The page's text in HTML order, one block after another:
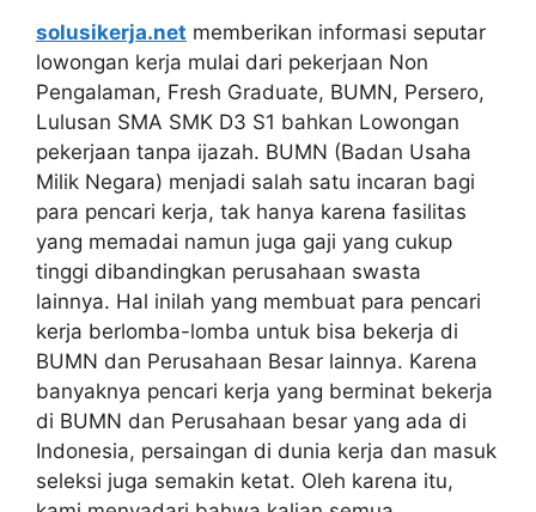
solusikerja.net memberikan informasi seputar
lowongan kerja mulai dari pekerjaan Non
Pengalaman, Fresh Graduate, BUMN, Persero,
Lulusan SMA SMK D3 S1 bahkan Lowongan
pekerjaan tanpa ijazah. BUMN (Badan Usaha
Milik Negara) menjadi salah satu incaran bagi
para pencari kerja, tak hanya karena fasilitas
yang memadai namun juga gaji yang cukup
tinggi dibandingkan perusahaan swasta
lainnya. Hal inilah yang membuat para pencari
kerja berlomba-lomba untuk bisa bekerja di
BUMN dan Perusahaan Besar lainnya. Karena
banyaknya pencari kerja yang berminat bekerja
di BUMN dan Perusahaan besar yang ada di
Indonesia, persaingan di dunia kerja dan masuk
seleksi juga semakin ketat. Oleh karena itu,